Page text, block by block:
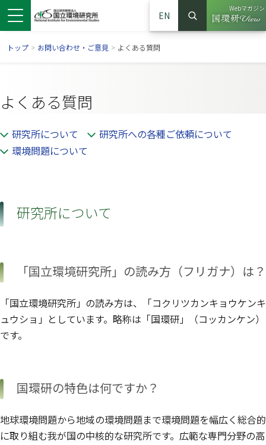
ドウで開きます）
ンドウで開きます）
ウインドウで開きます）
EN
サイト内検索
検索
Webマガジン
（別ウイ
トップ > お問い合わせ・ご意見 > よくある質問
よくある質問
研究所について
研究所への各種ご依頼について
環境問題について
研究所について
「国立環境研究所」の読み方（フリガナ）は？
「国立環境研究所」の読み方は、「コクリツカンキョウケンキ
ュウショ」としています。略称は「国環研」（コッカンケン）
です。
国環研の特色は何ですか？
地球環境問題から地域の環境問題まで環境問題を幅広く総合的
に取り組む我が国の中核的な研究所です。広範な専門分野の高